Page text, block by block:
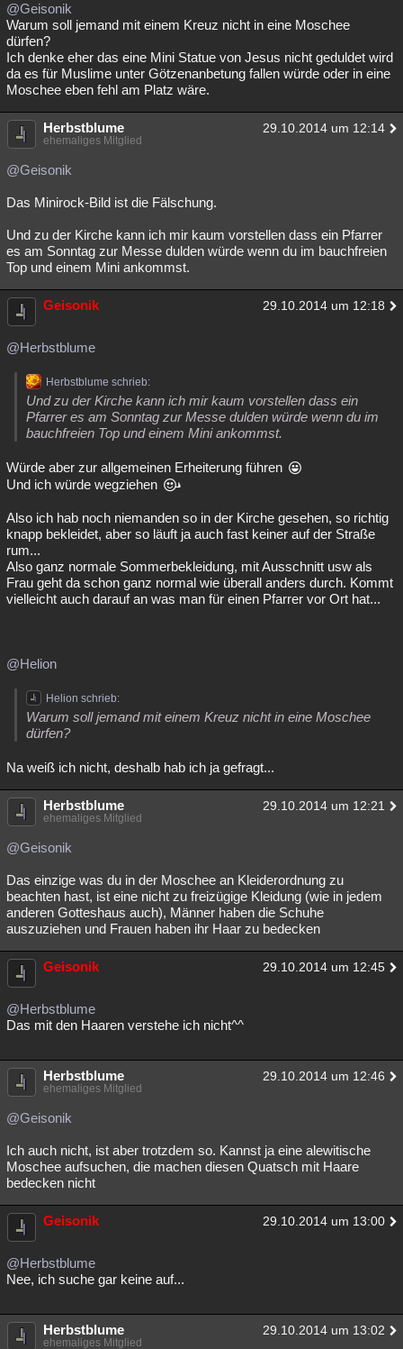
@Geisonik
Warum soll jemand mit einem Kreuz nicht in eine Moschee
dürfen?
Ich denke eher das eine Mini Statue von Jesus nicht geduldet wird
da es für Muslime unter Götzenanbetung fallen würde oder in eine
Moschee eben fehl am Platz wäre.
Herbstblume 29.10.2014 um 12:14
ehemaliges Mitglied
@Geisonik
Das Minirock-Bild ist die Fälschung.
Und zu der Kirche kann ich mir kaum vorstellen dass ein Pfarrer
es am Sonntag zur Messe dulden würde wenn du im bauchfreien
Top und einem Mini ankommst.
Geisonik 29.10.2014 um 12:18
@Herbstblume
Herbstblume schrieb:
Und zu der Kirche kann ich mir kaum vorstellen dass ein
Pfarrer es am Sonntag zur Messe dulden würde wenn du im
bauchfreien Top und einem Mini ankommst.
Würde aber zur allgemeinen Erheiterung führen
Und ich würde wegziehen
Also ich hab noch niemanden so in der Kirche gesehen, so richtig
knapp bekleidet, aber so läuft ja auch fast keiner auf der Straße
rum...
Also ganz normale Sommerbekleidung, mit Ausschnitt usw als
Frau geht da schon ganz normal wie überall anders durch. Kommt
vielleicht auch darauf an was man für einen Pfarrer vor Ort hat...
@Helion
Helion schrieb:
Warum soll jemand mit einem Kreuz nicht in eine Moschee
dürfen?
Na weiß ich nicht, deshalb hab ich ja gefragt...
Herbstblume 29.10.2014 um 12:21
ehemaliges Mitglied
@Geisonik
Das einzige was du in der Moschee an Kleiderordnung zu
beachten hast, ist eine nicht zu freizügige Kleidung (wie in jedem
anderen Gotteshaus auch), Männer haben die Schuhe
auszuziehen und Frauen haben ihr Haar zu bedecken
Geisonik 29.10.2014 um 12:45
@Herbstblume
Das mit den Haaren verstehe ich nicht^^
Herbstblume 29.10.2014 um 12:46
ehemaliges Mitglied
@Geisonik
Ich auch nicht, ist aber trotzdem so. Kannst ja eine alewitische
Moschee aufsuchen, die machen diesen Quatsch mit Haare
bedecken nicht
Geisonik 29.10.2014 um 13:00
@Herbstblume
Nee, ich suche gar keine auf...
Herbstblume 29.10.2014 um 13:02
ehemaliges Mitglied